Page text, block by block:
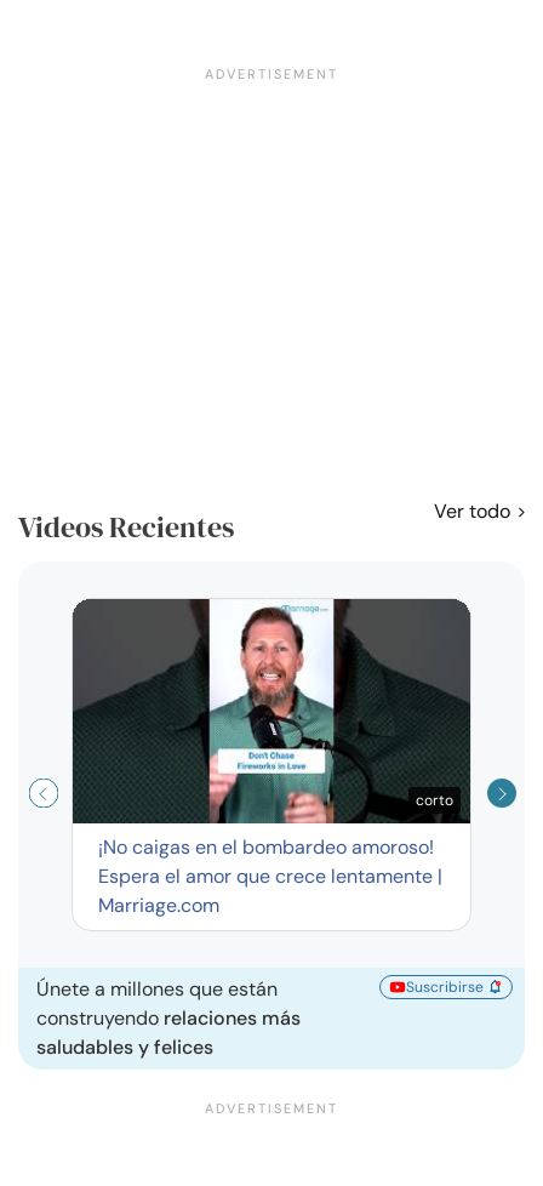
Videos Recientes Ver todo
corto
¡No caigas en el bombardeo amoroso!
Espera el amor que crece lentamente |
Marriage.com
Únete a millones que están
construyendo relaciones más
saludables y felices
Suscribirse